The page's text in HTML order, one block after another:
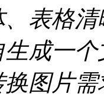
表格
成一
图片